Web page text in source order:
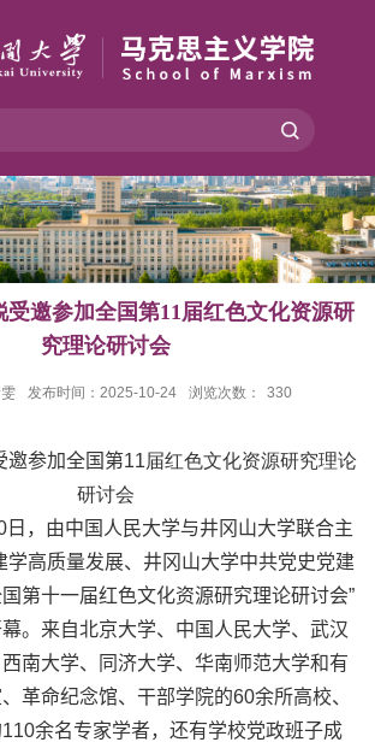
受邀参加全国第11届红色文化资源研
究理论研讨会
发布时间：2025-10-24 浏览次数： 330
邀参加全国第11届红色文化资源研究理论
研讨会
日，由中国人民大学与井冈山大学联合主
学高质量发展、井冈山大学中共党史党建
第十一届红色文化资源研究理论研讨会”
。来自北京大学、中国人民大学、武汉
南大学、同济大学、华南师范大学和有
革命纪念馆、干部学院的60余所高校、
110余名专家学者，还有学校党政班子成